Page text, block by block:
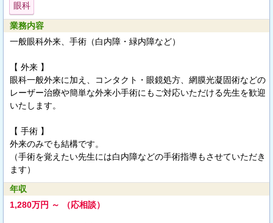
眼科
業務内容
一般眼科外来、手術（白内障・緑内障など）
【 外来 】
眼科一般外来に加え、コンタクト・眼鏡処方、網膜光凝固術などの
レーザー治療や簡単な外来小手術にもご対応いただける先生を歓迎
いたします。
【 手術 】
外来のみでも結構です。
（手術を覚えたい先生には白内障などの手術指導もさせていただき
ます）
年収
1,280万円 ～ （応相談）